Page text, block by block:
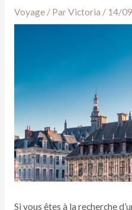
Voyage/ ParVictoria / 14/
Si vous êtes à la recherche